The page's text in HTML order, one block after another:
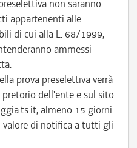
non saranno
appartenenti alle
di cui alla L. 68/1999,
ammessi
prova preselettiva verrà
dell'ente e sul sito
almeno 15 giorni
valore di notifica a tutti gli